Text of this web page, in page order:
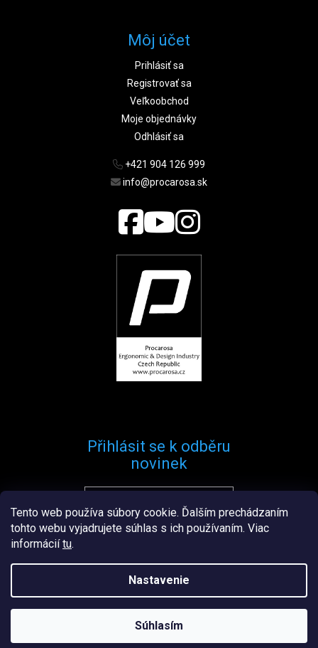
Tento web používa súbory cookie. Ďalším prechádzaním
tohto webu vyjadrujete súhlas s ich používaním. Viac
informáciítu.
Nastavenie
Súhlasím
Môj účet
Prihlásiť sa
Registrovať sa
Veľkoobchod
Moje objednávky
Odhlásiť sa
+421 904 126 999
info@procarosa.sk
Přihlásit se k odběru
novinek
Přihlásit se
VytvořilŠtefan Mazáň
Procarosa.sk. Všetky práva vyhradené.